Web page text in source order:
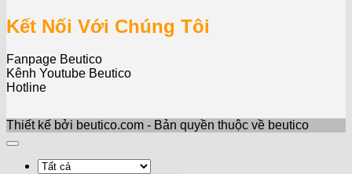
Kết Nối Với Chúng Tôi
Fanpage Beutico
Kênh Youtube Beutico
Hotline
Thiết kế bởi beutico.com - Bản quyền thuộc về beutico